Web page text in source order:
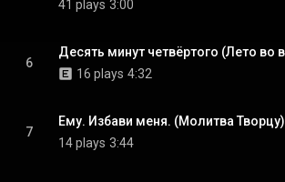
41 plays 3:00
6
16 plays 4:32
7
Ему. Избави меня. (Молитва Творцу)
14 plays 3:44